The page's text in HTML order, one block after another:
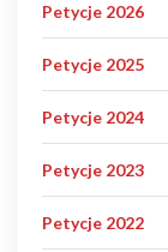
Petycje 2026
Petycje 2025
Petycje 2024
Petycje 2023
Petycje 2022